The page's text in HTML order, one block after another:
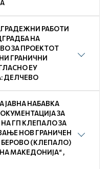
РАБОТИ
НА
ЗА ПРОЕКТОТ
ГРАНИЧНИ
ЕУ
ДЕЛЧЕВО
ЈАВНА НАБАВКА
ЗА
ГП КЛЕПАЛО ЗА
НОВ ГРАНИЧЕН
БЕРОВО (КЛЕПАЛО)
МАКЕДОНИЈА“ ,